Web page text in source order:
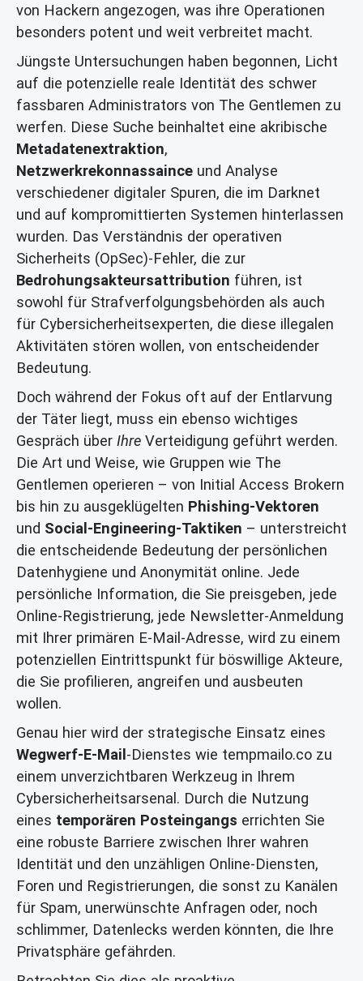
von Hackern angezogen, was ihre Operationen
besonders potent und weit verbreitet macht.
Jüngste Untersuchungen haben begonnen, Licht
auf die potenzielle reale Identität des schwer
fassbaren Administrators von The Gentlemen zu
werfen. Diese Suche beinhaltet eine akribische
Metadatenextraktion,
Netzwerkrekonnassaince und Analyse
verschiedener digitaler Spuren, die im Darknet
und auf kompromittierten Systemen hinterlassen
wurden. Das Verständnis der operativen
Sicherheits (OpSec)-Fehler, die zur
Bedrohungsakteursattribution führen, ist
sowohl für Strafverfolgungsbehörden als auch
für Cybersicherheitsexperten, die diese illegalen
Aktivitäten stören wollen, von entscheidender
Bedeutung.
Doch während der Fokus oft auf der Entlarvung
der Täter liegt, muss ein ebenso wichtiges
Gespräch über Ihre Verteidigung geführt werden.
Die Art und Weise, wie Gruppen wie The
Gentlemen operieren – von Initial Access Brokern
bis hin zu ausgeklügelten Phishing-Vektoren
und Social-Engineering-Taktiken – unterstreicht
die entscheidende Bedeutung der persönlichen
Datenhygiene und Anonymität online. Jede
persönliche Information, die Sie preisgeben, jede
Online-Registrierung, jede Newsletter-Anmeldung
mit Ihrer primären E-Mail-Adresse, wird zu einem
potenziellen Eintrittspunkt für böswillige Akteure,
die Sie profilieren, angreifen und ausbeuten
wollen.
Genau hier wird der strategische Einsatz eines
Wegwerf-E-Mail -Dienstes wie tempmailo.co zu
einem unverzichtbaren Werkzeug in Ihrem
Cybersicherheitsarsenal. Durch die Nutzung
eines temporären Posteingangs errichten Sie
eine robuste Barriere zwischen Ihrer wahren
Identität und den unzähligen Online-Diensten,
Foren und Registrierungen, die sonst zu Kanälen
für Spam, unerwünschte Anfragen oder, noch
schlimmer, Datenlecks werden könnten, die Ihre
Privatsphäre gefährden.